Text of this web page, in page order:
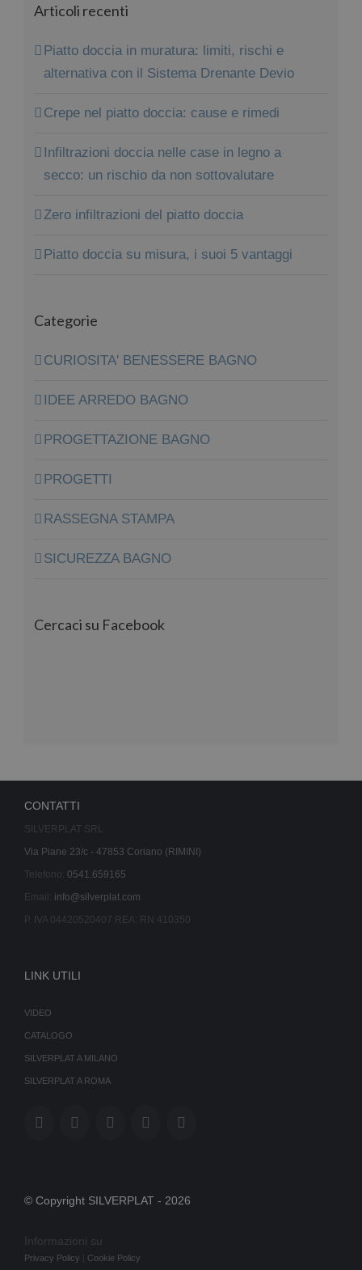
Articoli recenti
Piatto doccia in muratura: limiti, rischi e
alternativa con il Sistema Drenante Devio
Crepe nel piatto doccia: cause e rimedi
Infiltrazioni doccia nelle case in legno a
secco: un rischio da non sottovalutare
Zero infiltrazioni del piatto doccia
Piatto doccia su misura, i suoi 5 vantaggi
Categorie
CURIOSITA' BENESSERE BAGNO
IDEE ARREDO BAGNO
PROGETTAZIONE BAGNO
PROGETTI
RASSEGNA STAMPA
SICUREZZA BAGNO
Cercaci su Facebook
CONTATTI
SILVERPLAT SRL
Via Piane 23/c - 47853 Coriano (RIMINI)
Telefono: 0541.659165
Email: info@silverplat.com
P. IVA 04420520407 REA: RN 410350
LINK UTILI
VIDEO
CATALOGO
SILVERPLAT A MILANO
SILVERPLAT A ROMA
© Copyright SILVERPLAT - 2026
Informazioni su
Privacy Policy Cookie Policy